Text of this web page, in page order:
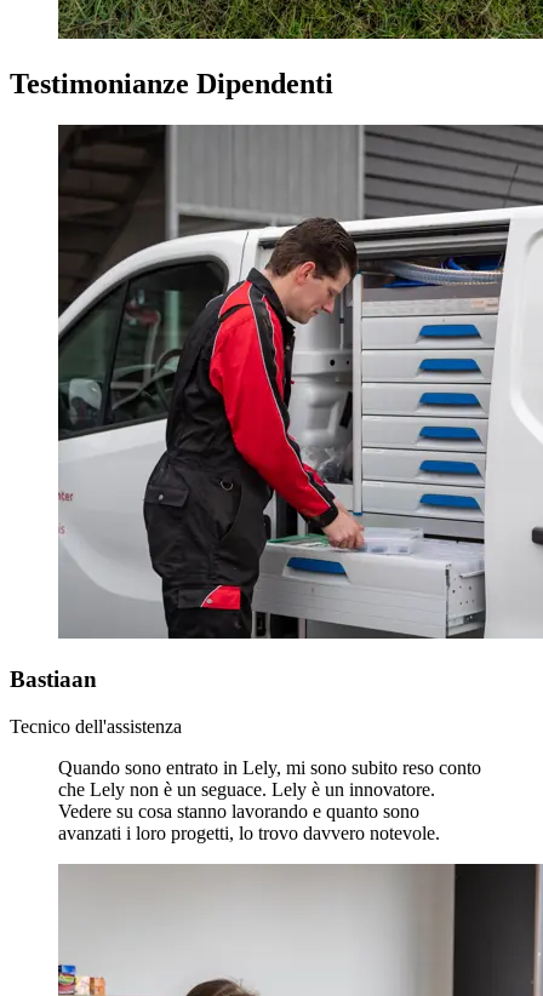
Testimonianze Dipendenti
Bastiaan
Tecnico dell'assistenza
Quando sono entrato in Lely, mi sono subito reso conto
che Lely non è un seguace. Lely è un innovatore.
Vedere su cosa stanno lavorando e quanto sono
avanzati i loro progetti, lo trovo davvero notevole.